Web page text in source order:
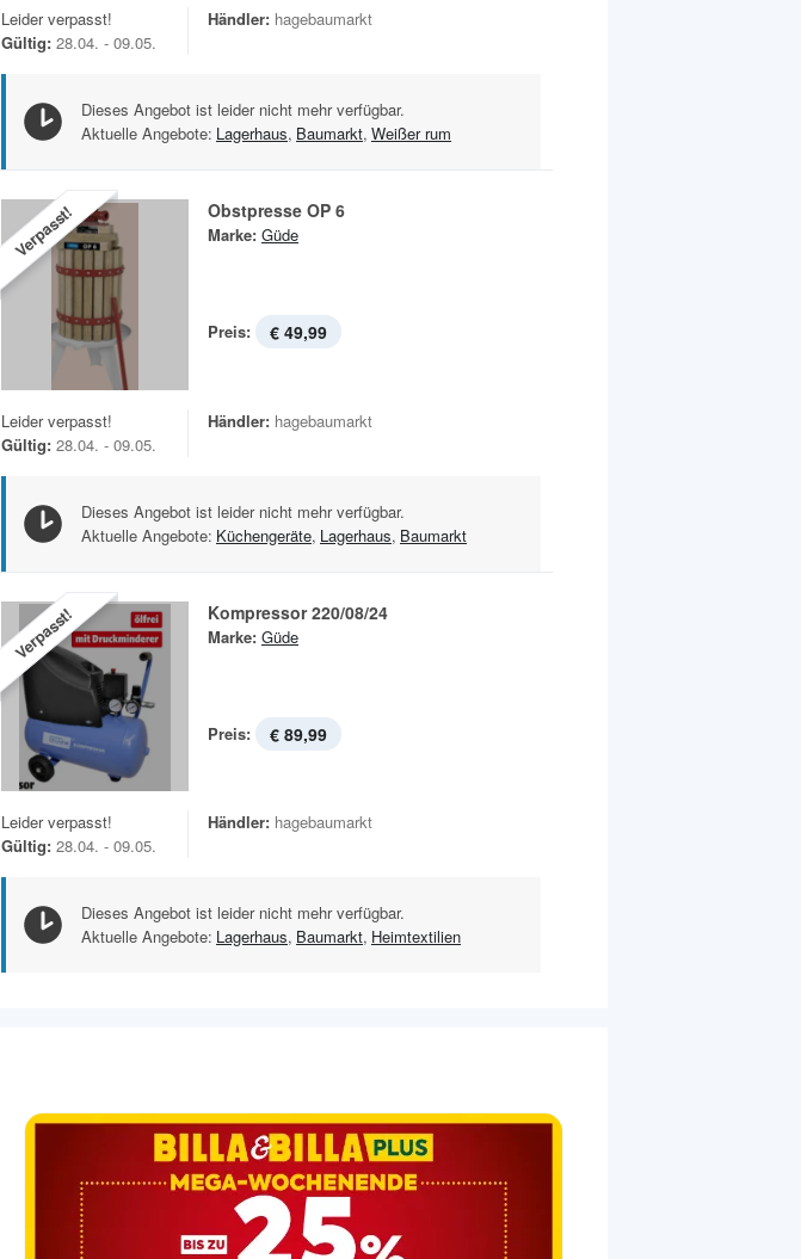
Leider verpasst!
Gültig: 28.04. - 09.05.
Händler: hagebaumarkt
Dieses Angebot ist leider nicht mehr verfügbar.
Aktuelle Angebote: Lagerhaus, Baumarkt, Weißer rum
Verpasst! Obstpresse OP 6
Marke: Güde
Preis: € 49,99
Leider verpasst!
Gültig: 28.04. - 09.05.
Händler: hagebaumarkt
Dieses Angebot ist leider nicht mehr verfügbar.
Aktuelle Angebote: Küchengeräte, Lagerhaus, Baumarkt
Verpasst! Kompressor 220/08/24
Marke: Güde
Preis: € 89,99
Leider verpasst!
Gültig: 28.04. - 09.05.
Händler: hagebaumarkt
Dieses Angebot ist leider nicht mehr verfügbar.
Aktuelle Angebote: Lagerhaus, Baumarkt, Heimtextilien